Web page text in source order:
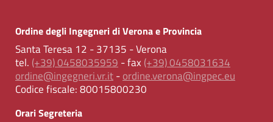
Ordine degli Ingegneri di Verona e Provincia
Santa Teresa 12 - 37135 - Verona
tel. (+39) 0458035959 - fax (+39) 0458031634
ordine@ingegneri.vr.it-ordine.verona@ingpec.eu
Codice fiscale:80015800230
Orari Segreteria